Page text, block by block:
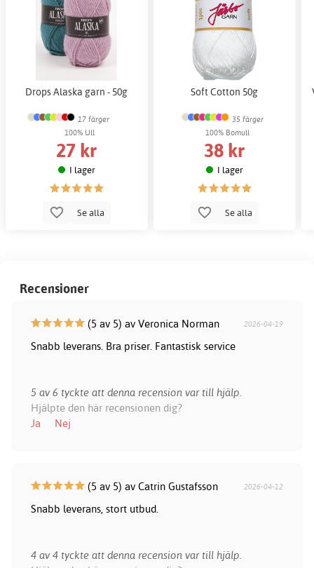
Drops Alaska garn - 50g
17 färger
100% Ull
27 kr
I lager
Se alla
Soft Cotton 50g
35 färger
100% Bomull
38 kr
I lager
Se alla
Recensioner
(5 av 5) av Veronica Norman 2026-04-19
Snabb leverans. Bra priser. Fantastisk service
5 av 6 tyckte att denna recension var till hjälp.
Hjälpte den här recensionen dig?
Ja
Nej
(5 av 5) av Catrin Gustafsson 2026-04-12
Snabb leverans, stort utbud.
4 av 4 tyckte att denna recension var till hjälp.